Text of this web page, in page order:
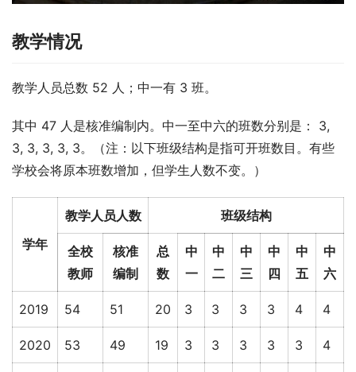
教学情况
教学人员总数 52 人；中一有 3 班。
其中 47 人是核准编制内。中一至中六的班数分别是： 3,
3, 3, 3, 3, 3。（注：以下班级结构是指可开班数目。有些
学校会将原本班数增加，但学生人数不变。）
学年
教学人员人数 班级结构
全校
教师
核准
编制
总
数
中
一
中
二
中
三
中
四
中
五
中
六
2019 54 51 20 3 3 3 3 4 4
2020 53 49 19 3 3 3 3 3 4